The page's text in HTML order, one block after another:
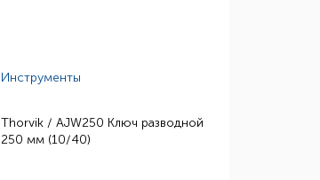
Инструменты
Thorvik / AJW250 Ключ разводной
250 мм (10/40)